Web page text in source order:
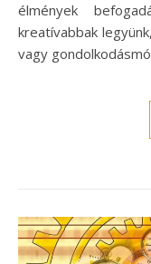
élmények
kreatívabbak
vagy